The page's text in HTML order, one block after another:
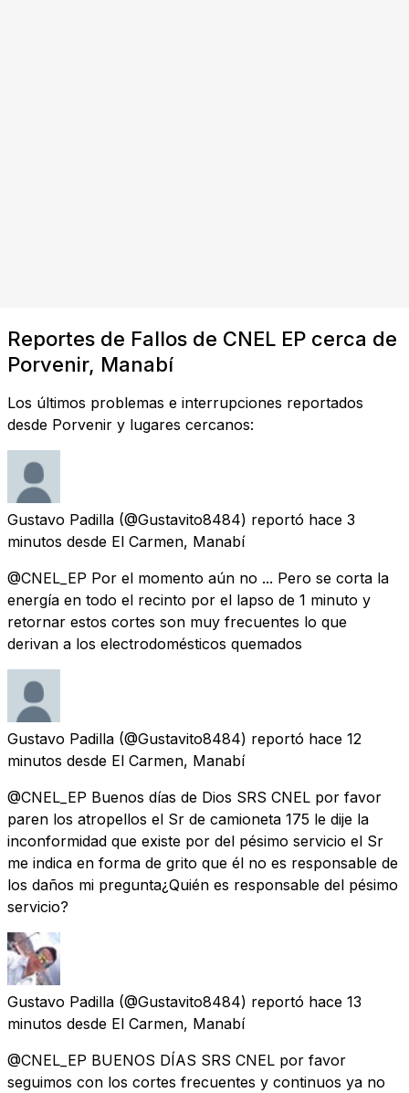
Reportes de Fallos de CNEL EP cerca de
Porvenir, Manabí
Los últimos problemas e interrupciones reportados
desde Porvenir y lugares cercanos:
Gustavo Padilla (@Gustavito8484) reportó hace 3
minutos desde El Carmen, Manabí
@CNEL_EP Por el momento aún no ... Pero se corta la
energía en todo el recinto por el lapso de 1 minuto y
retornar estos cortes son muy frecuentes lo que
derivan a los electrodomésticos quemados
Gustavo Padilla (@Gustavito8484) reportó hace 12
minutos desde El Carmen, Manabí
@CNEL_EP Buenos días de Dios SRS CNEL por favor
paren los atropellos el Sr de camioneta 175 le dije la
inconformidad que existe por del pésimo servicio el Sr
me indica en forma de grito que él no es responsable de
los daños mi pregunta¿Quién es responsable del pésimo
servicio?
Gustavo Padilla (@Gustavito8484) reportó hace 13
minutos desde El Carmen, Manabí
@CNEL_EP BUENOS DÍAS SRS CNEL por favor
seguimos con los cortes frecuentes y continuos ya no